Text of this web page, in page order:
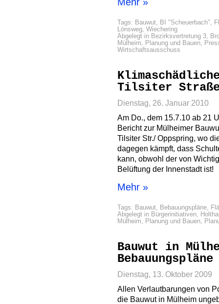
Tags: Bauwut, BI "Scheuerbach",
Lönsweg, Wiechering
Abgelegt in Bezirksvertretung 3,
Mülheim, Planung und Bauen,
Wirtschaftsausschuss
Tilsiter
Dienstag, 26. Januar 2010
Am Do., dem 15.7.10 ab 21
Bericht zur Mülheimer
Tilsiter Str./ Oppspring, wo
dagegen kämpft, dass
kann, obwohl der von
Belüftung der Innenstadt ist!
Mehr »
Tags: Bauwut, Bebauungspläne,
Abgelegt in Bürgerinitiativen,
Mülheim, Planung und Bauen,
Bauwut in
Bebauungspläne
Dienstag, 13. Oktober 2009
Allen Verlautbarungen von
die Bauwut in Mülheim